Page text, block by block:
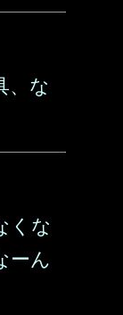
、な
くな
ーん